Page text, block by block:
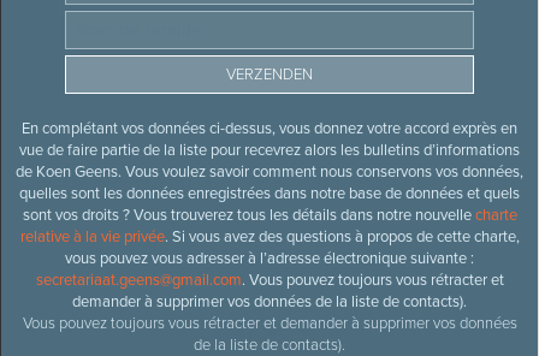
En complétant vos données ci-dessus, vous donnez votre accord exprès en
vue de faire partie de la liste pour recevrez alors les bulletins d’informations
de Koen Geens. Vous voulez savoir comment nous conservons vos données,
quelles sont les données enregistrées dans notre base de données et quels
sont vos droits ? Vous trouverez tous les détails dans notre nouvellecharte
relative à la vie privée. Si vous avez des questions à propos de cette charte,
vous pouvez vous adresser à l’adresse électronique suivante :
secretariaat.geens@gmail.com. Vous pouvez toujours vous rétracter et
demander à supprimer vos données de la liste de contacts).
Vous pouvez toujours vous rétracter et demander à supprimer vos données
de la liste de contacts).